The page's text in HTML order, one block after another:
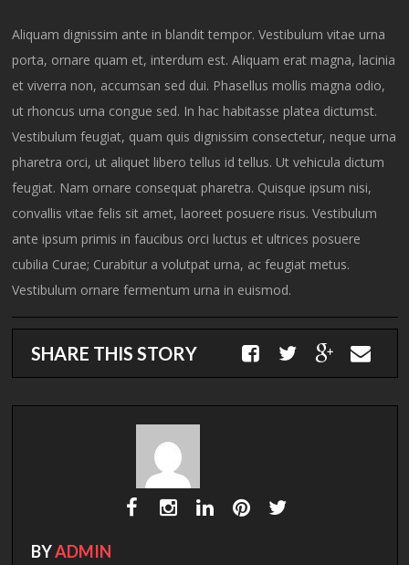
Aliquam dignissim ante in blandit tempor. Vestibulum vitae urna
porta, ornare quam et, interdum est. Aliquam erat magna, lacinia
et viverra non, accumsan sed dui. Phasellus mollis magna odio,
ut rhoncus urna congue sed. In hac habitasse platea dictumst.
Vestibulum feugiat, quam quis dignissim consectetur, neque urna
pharetra orci, ut aliquet libero tellus id tellus. Ut vehicula dictum
feugiat. Nam ornare consequat pharetra. Quisque ipsum nisi,
convallis vitae felis sit amet, laoreet posuere risus. Vestibulum
ante ipsum primis in faucibus orci luctus et ultrices posuere
cubilia Curae; Curabitur a volutpat urna, ac feugiat metus.
Vestibulum ornare fermentum urna in euismod.
SHARE THIS STORY
BYADMIN